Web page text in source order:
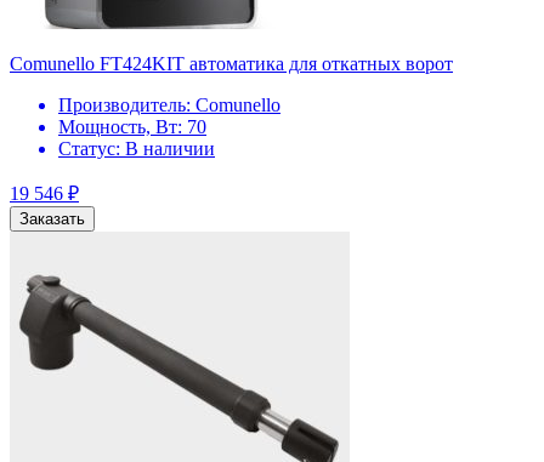
Comunello FT424KIT автоматика для откатных ворот
Производитель: Comunello
Мощность, Вт: 70
Статус: В наличии
19 546 ₽
Заказать